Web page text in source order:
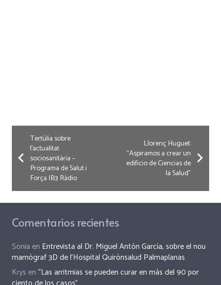
Tertúlia sobre
l’actualitat
sociosanitària –
Programa de Salut i
Força IB3 Ràdio
Llorenç Huguet:
“Aspiramos a crear un
edificio de Ciencias de
la Salud”
Comentarios recientes
Sonia en Entrevista al Dr. Miguel Antón García, sobre el nou
mamògraf 3D de l’Hospital Quirónsalud Palmaplanas
Krys en“Las arritmias se pueden curar en más del 90 por